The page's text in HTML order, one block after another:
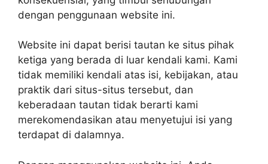
dengan penggunaan website ini.
Website ini dapat berisi tautan ke situs pihak
ketiga yang berada di luar kendali kami. Kami
tidak memiliki kendali atas isi, kebijakan, atau
praktik dari situs-situs tersebut, dan
keberadaan tautan tidak berarti kami
merekomendasikan atau menyetujui isi yang
terdapat di dalamnya.